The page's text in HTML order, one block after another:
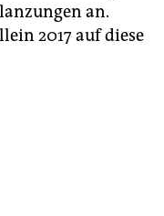
an.
2017 auf diese